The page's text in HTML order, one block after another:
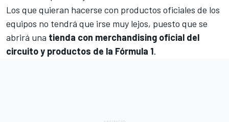
Los que quieran hacerse con productos oficiales de los
equipos no tendrá que irse muy lejos, puesto que se
abrirá una tienda con merchandising oficial del
circuito y productos de la Fórmula 1.